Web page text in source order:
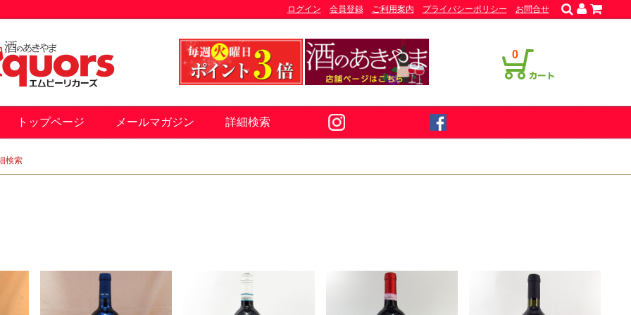
0
ログイン 会員登録 ご利用案内 プライバシーポリシー お問合せ
トップページ メールマガジン 詳細検索
検索